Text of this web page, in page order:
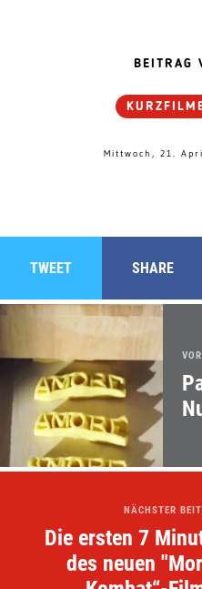
BEITRAG
Mittwoch, 21.
TWEET SHARE
NÄCHSTER
Die ersten 7
des neuen